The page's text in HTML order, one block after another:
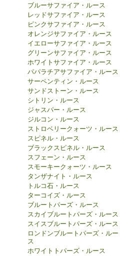
ブルーサファイア・ルース
レッドサファイア・ルース
ピンクサファイア・ルース
オレンジサファイア・ルース
イエローサファイア・ルース
グリーンサファイア・ルース
ホワイトサファイア・ルース
パパラチアサファイア・ルース
サーペンティン・ルース
サンドストーン・ルース
シトリン・ルース
ジャスパー・ルース
ジルコン・ルース
ストロベリークォーツ・ルース
スピネル・ルース
ブラックスピネル・ルース
スフェーン・ルース
スモーキークォーツ・ルース
タンザナイト・ルース
トルコ石・ルース
ターコイズ・ルース
ブルートパーズ・ルース
スカイブルートパーズ・ルース
スイスブルートパーズ・ルース
ロンドンブルートパーズ・ルー
ス
ホワイトトパーズ・ルース